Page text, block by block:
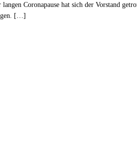
Coronapause hat sich der Vorstand
[…]